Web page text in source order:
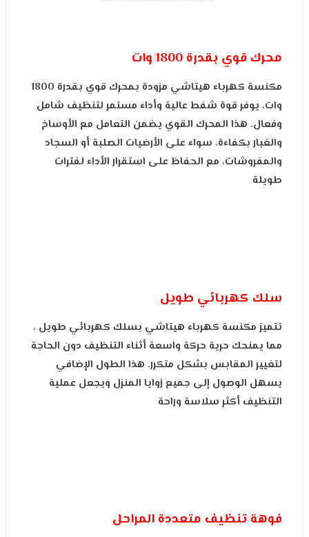
محرك قوي بقدرة 1800 وات
مكنسة كهرباء هيتاشي مزودة بمحرك قوي بقدرة 1800
وات، يوفر قوة شفط عالية وأداء مستمر لتنظيف شامل
وفعال. هذا المحرك القوي يضمن التعامل مع الأوساخ
والغبار بكفاءة، سواء على الأرضيات الصلبة أو السجاد
والمفروشات، مع الحفاظ على استقرار الأداء لفترات
طويلة
سلك كهربائي طويل
تتميز مكنسة كهرباء هيتاشي بسلك كهربائي طويل ،
مما يمنحك حرية حركة واسعة أثناء التنظيف دون الحاجة
لتغيير المقابس بشكل متكرر. هذا الطول الإضافي
يسهل الوصول إلى جميع زوايا المنزل ويجعل عملية
التنظيف أكثر سلاسة وراحة
فوهة تنظيف متعددة المراحل